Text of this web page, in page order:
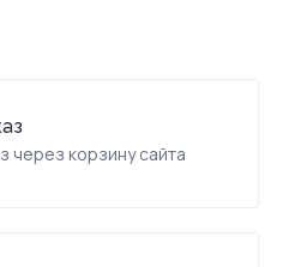
через корзину сайта